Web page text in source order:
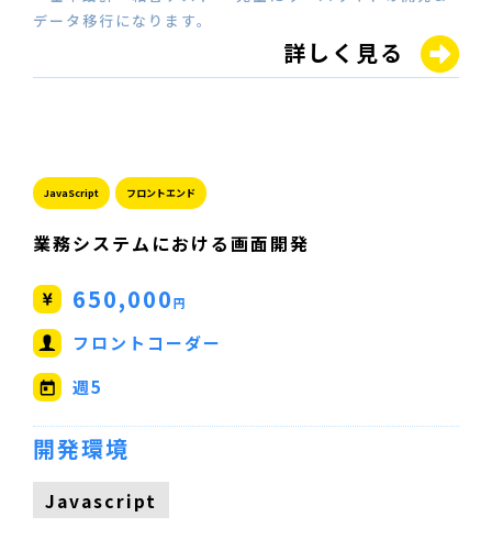
データ移行になります。
詳しく見る
JavaScript フロントエンド
業務システムにおける画面開発
650,000円
フロントコーダー
週5
開発環境
Javascript